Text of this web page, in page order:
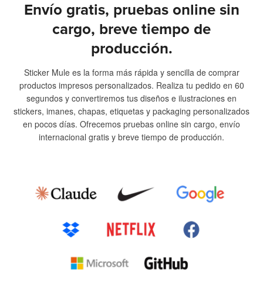
Envío gratis, pruebas online sin
cargo, breve tiempo de
producción.
Sticker Mule es la forma más rápida y sencilla de comprar
productos impresos personalizados. Realiza tu pedido en 60
segundos y convertiremos tus diseños e ilustraciones en
stickers, imanes, chapas, etiquetas y packaging personalizados
en pocos días. Ofrecemos pruebas online sin cargo, envío
internacional gratis y breve tiempo de producción.